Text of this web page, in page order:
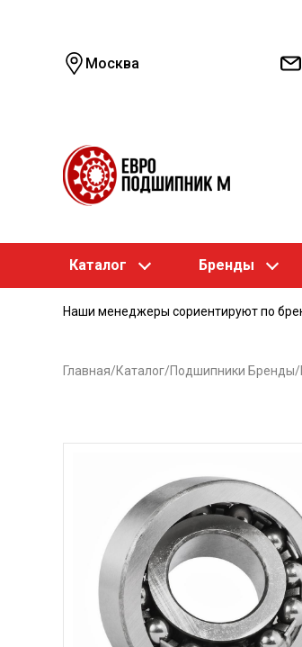
Москва
Каталог Бренды
Наши менеджеры сориентируют по
Главная/Каталог/Подшипники Бренды/